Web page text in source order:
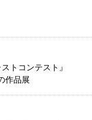
トコンテスト』
作品展